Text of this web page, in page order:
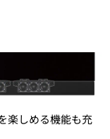
楽しめる機能も充